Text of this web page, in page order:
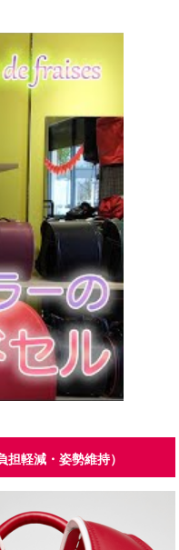
担軽減・姿勢維持）